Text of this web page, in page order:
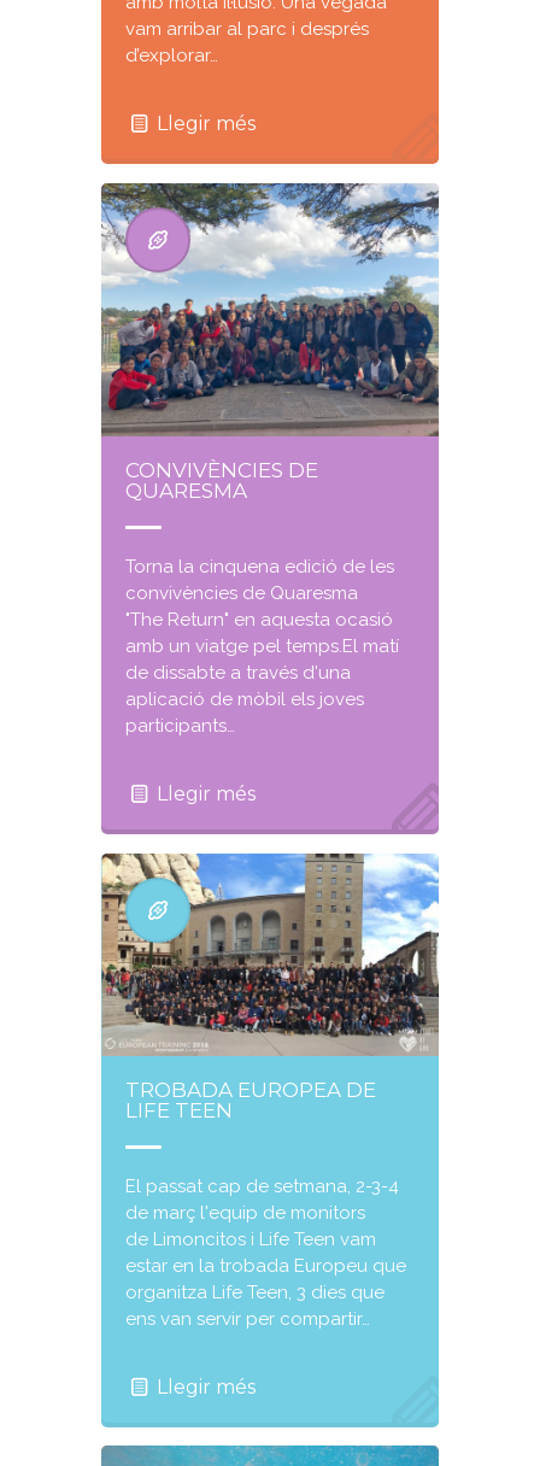
vam arribar al parc i després
d’explorar…
Llegir més
CONVIVÈNCIES DE
QUARESMA
Torna la cinquena edició de les
convivències de Quaresma
"The Return" en aquesta ocasió
amb un viatge pel temps.El matí
de dissabte a través d'una
aplicació de mòbil els joves
participants…
Llegir més
TROBADA EUROPEA DE
LIFE TEEN
El passat cap de setmana, 2-3-4
de març l'equip de monitors
de Limoncitos i Life Teen vam
estar en la trobada Europeu que
organitza Life Teen, 3 dies que
ens van servir per compartir…
Llegir més